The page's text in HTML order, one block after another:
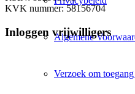
Algemene
Verzoek om
KVK nummer: 58156704
Inloggen vrijwilligers